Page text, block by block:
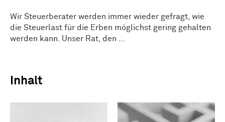
Wir Steuerberater werden immer wieder gefragt, wie
die Steuerlast für die Erben möglichst gering gehalten
werden kann. Unser Rat, den …
Inhalt